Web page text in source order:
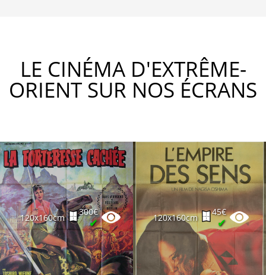
LE CINÉMA D'EXTRÊME-
ORIENT SUR NOS ÉCRANS
120x160cm
300€
✔ 120x160cm
45€
✔